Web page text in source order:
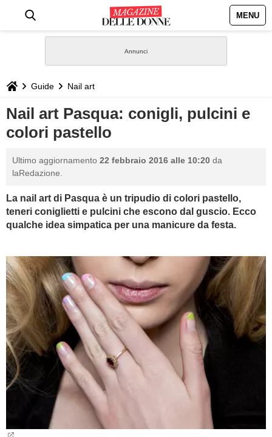
MENU
STILE
BIOGRAFIE
DEFINIZIONI
GASTRONOMIA
CAPELLI
SESSO
BAMBINO
DIETA
GUIDE
FORUM
Guide Nail art
Nail art Pasqua: conigli, pulcini e
colori pastello
Ultimo aggiornamento 22 febbraio 2016 alle 10:20 da
laRedazione.
La nail art di Pasqua è un tripudio di colori pastello,
teneri coniglietti e pulcini che escono dal guscio. Ecco
qualche idea simpatica per una manicure da festa.